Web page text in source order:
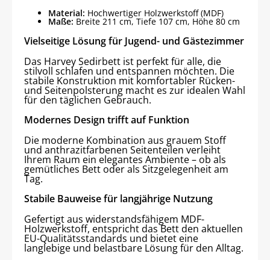
Material: Hochwertiger Holzwerkstoff (MDF)
Maße: Breite 211 cm, Tiefe 107 cm, Höhe 80 cm
Vielseitige Lösung für Jugend- und Gästezimmer
Das Harvey Sedirbett ist perfekt für alle, die
stilvoll schlafen und entspannen möchten. Die
stabile Konstruktion mit komfortabler Rücken-
und Seitenpolsterung macht es zur idealen Wahl
für den täglichen Gebrauch.
Modernes Design trifft auf Funktion
Die moderne Kombination aus grauem Stoff
und anthrazitfarbenen Seitenteilen verleiht
Ihrem Raum ein elegantes Ambiente – ob als
gemütliches Bett oder als Sitzgelegenheit am
Tag.
Stabile Bauweise für langjährige Nutzung
Gefertigt aus widerstandsfähigem MDF-
Holzwerkstoff, entspricht das Bett den aktuellen
EU-Qualitätsstandards und bietet eine
langlebige und belastbare Lösung für den Alltag.